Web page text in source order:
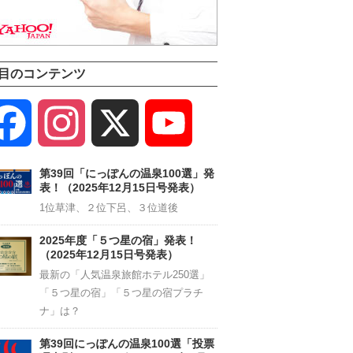
のコンテンツ
Facebook Instagram
Channel
第39回「にっぽんの温泉100選」発
表！（2025年12月15日号発表）
1位草津、２位下呂、３位道後
2025年度「５つ星の宿」発表！
（2025年12月15日号発表）
最新の「人気温泉旅館ホテル250選」
「５つ星の宿」「５つ星の宿プラチ
ナ」は？
第39回にっぽんの温泉100選「投票